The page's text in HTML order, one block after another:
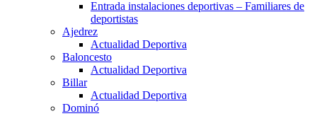
Entrada instalaciones deportivas – Familiares de
deportistas
Ajedrez
Actualidad Deportiva
Baloncesto
Actualidad Deportiva
Billar
Actualidad Deportiva
Dominó